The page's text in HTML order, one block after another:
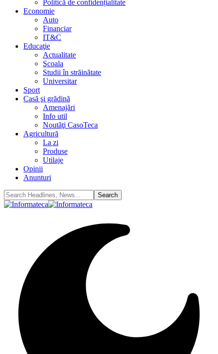
Politică de confidențialitate
Economie
Auto
Financiar
IT&C
Educaţie
Actualitate
Şcoala
Studii în străinătate
Universitar
Sport
Casă şi grădină
Amenajări
Info util
Noutăţi CasoTeca
Agricultură
La zi
Produse
Utilaje
Opinii
Anunturi